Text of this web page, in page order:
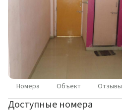
Номера Объект Отзывы
Доступные номера